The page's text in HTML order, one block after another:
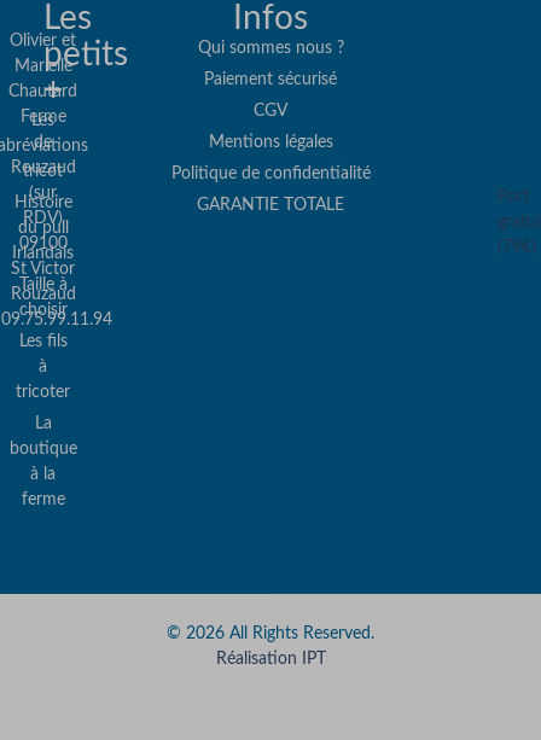
Olivier et
Marielle
Chautard
Ferme
de
Rouzaud
(sur
RDV)
09100
St Victor
Rouzaud
09.75.99.11.94
Les
petits
+
Les
tricot
Histoire
du pull
Irlandais
Taille à
choisir
Les fils
à
tricoter
La
boutique
à la
ferme
Infos
Qui sommes nous ?
Paiement sécurisé
CGV
Mentions légales
Politique de confidentialité
GARANTIE TOTALE
Port
(79€)
© 2026 All Rights Reserved.
Réalisation IPT